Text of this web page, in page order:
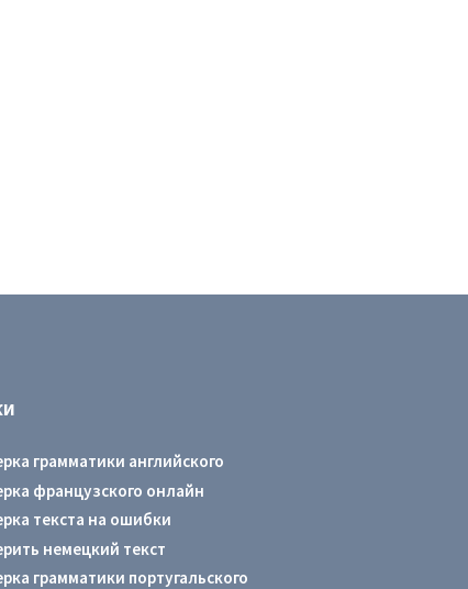
грамматики английского
французского онлайн
текста на ошибки
немецкий текст
грамматики португальского